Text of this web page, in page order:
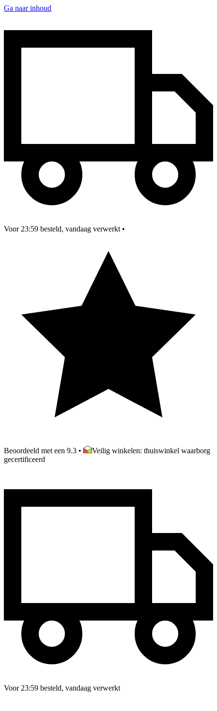
Ga naar inhoud
Voor 23:59 besteld, vandaag verwerkt •
Beoordeeld met een 9.3 •
Veilig winkelen: thuiswinkel waarborg
gecertificeerd
Voor 23:59 besteld, vandaag verwerkt